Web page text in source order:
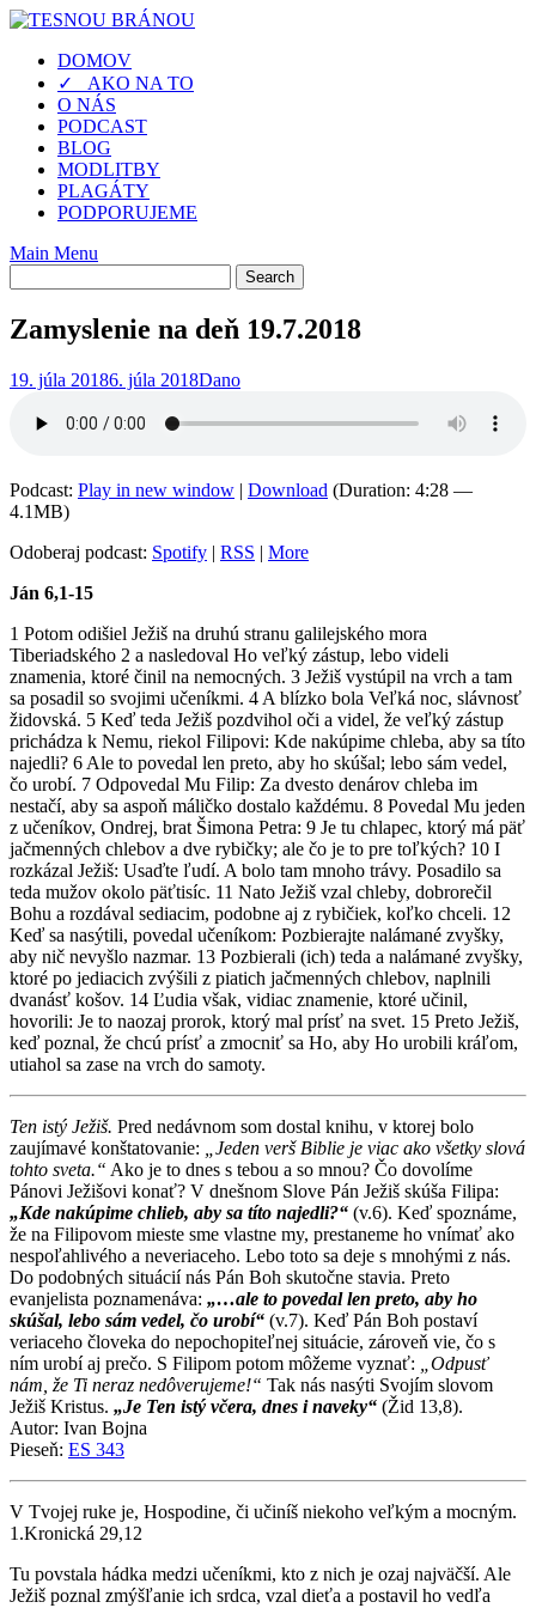
Skip
contentDOMOV
✓ AKO NA TO
O NÁS
PODCAST
BLOG
MODLITBY
PLAGÁTY
PODPORUJEME
Main Menu
Zamyslenie na deň 19.7.2018
19. júla 20186. júla 2018Dano
Podcast: Play in new window | Download (Duration: 4:28 —
4.1MB)
Odoberaj podcast: Spotify | RSS | More
Ján 6,1-15
1 Potom odišiel Ježiš na druhú stranu galilejského mora
Tiberiadského 2 a nasledoval Ho veľký zástup, lebo videli
znamenia, ktoré činil na nemocných. 3 Ježiš vystúpil na vrch a tam
sa posadil so svojimi učeníkmi. 4 A blízko bola Veľká noc, slávnosť
židovská. 5 Keď teda Ježiš pozdvihol oči a videl, že veľký zástup
prichádza k Nemu, riekol Filipovi: Kde nakúpime chleba, aby sa títo
najedli? 6 Ale to povedal len preto, aby ho skúšal; lebo sám vedel,
čo urobí. 7 Odpovedal Mu Filip: Za dvesto denárov chleba im
nestačí, aby sa aspoň máličko dostalo každému. 8 Povedal Mu jeden
z učeníkov, Ondrej, brat Šimona Petra: 9 Je tu chlapec, ktorý má päť
jačmenných chlebov a dve rybičky; ale čo je to pre toľkých? 10 I
rozkázal Ježiš: Usaďte ľudí. A bolo tam mnoho trávy. Posadilo sa
teda mužov okolo päťtisíc. 11 Nato Ježiš vzal chleby, dobrorečil
Bohu a rozdával sediacim, podobne aj z rybičiek, koľko chceli. 12
Keď sa nasýtili, povedal učeníkom: Pozbierajte nalámané zvyšky,
aby nič nevyšlo nazmar. 13 Pozbierali (ich) teda a nalámané zvyšky,
ktoré po jediacich zvýšili z piatich jačmenných chlebov, naplnili
dvanásť košov. 14 Ľudia však, vidiac znamenie, ktoré učinil,
hovorili: Je to naozaj prorok, ktorý mal prísť na svet. 15 Preto Ježiš,
keď poznal, že chcú prísť a zmocniť sa Ho, aby Ho urobili kráľom,
utiahol sa zase na vrch do samoty.
Ten istý Ježiš. Pred nedávnom som dostal knihu, v ktorej bolo
zaujímavé konštatovanie:
„Jeden verš Biblie je viac ako všetky slová
tohto sveta.“ Ako je to dnes s tebou a so mnou? Čo dovolíme
Pánovi Ježišovi konať? V dnešnom Slove Pán Ježiš skúša Filipa:
„Kde nakúpime chlieb, aby sa títo najedli?“ (v.6). Keď spoznáme,
že na Filipovom mieste sme vlastne my, prestaneme ho vnímať ako
nespoľahlivého a neveriaceho. Lebo toto sa deje s mnohými z nás.
Do podobných situácií nás Pán Boh skutočne stavia. Preto
evanjelista poznamenáva: „…ale to povedal len preto, aby ho
skúšal, lebo sám vedel, čo urobí“ (v.7). Keď Pán Boh postaví
veriaceho človeka do nepochopiteľnej situácie, zároveň vie, čo s
ním urobí aj prečo. S Filipom potom môžeme vyznať:
„Odpusť
nám, že Ti neraz nedôverujeme!“ Tak nás nasýti Svojím slovom
Ježiš Kristus. „Je Ten istý včera, dnes i naveky“ (Žid 13,8).
Autor: Ivan Bojna
Pieseň: ES 343
V Tvojej ruke je, Hospodine, či učiníš niekoho veľkým a mocným.
1.Kronická 29,12
Tu povstala hádka medzi učeníkmi, kto z nich je ozaj najväčší. Ale
Ježiš poznal zmýšľanie ich srdca, vzal dieťa a postavil ho vedľa